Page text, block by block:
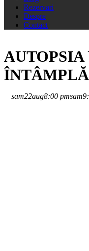
Rezervari
Despre
Contact
AUTOPSIA
sam22aug8:00 pmsam